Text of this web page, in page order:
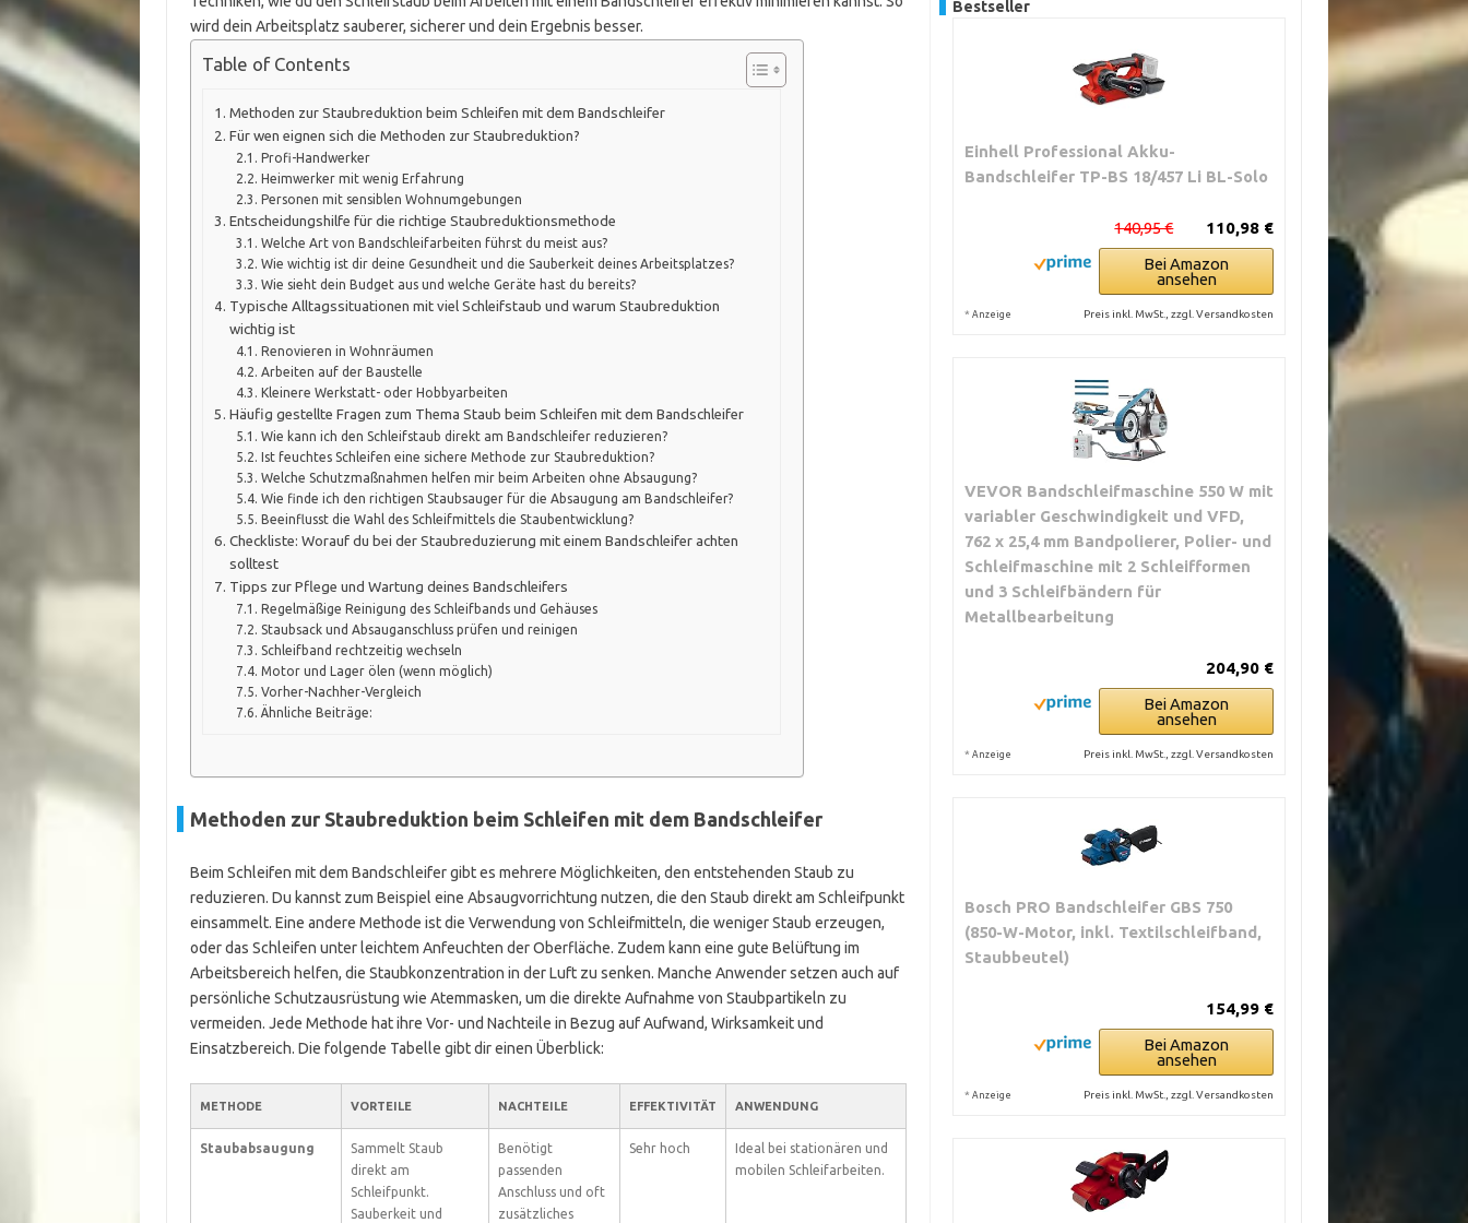
wird dein Arbeitsplatz sauberer, sicherer und dein Ergebnis besser.
Table of Contents
Methoden zur Staubreduktion beim Schleifen mit dem Bandschleifer
Für wen eignen sich die Methoden zur Staubreduktion?
Profi-Handwerker
Heimwerker mit wenig Erfahrung
Personen mit sensiblen Wohnumgebungen
Entscheidungshilfe für die richtige Staubreduktionsmethode
Welche Art von Bandschleifarbeiten führst du meist aus?
Wie wichtig ist dir deine Gesundheit und die Sauberkeit deines Arbeitsplatzes?
Wie sieht dein Budget aus und welche Geräte hast du bereits?
Typische Alltagssituationen mit viel Schleifstaub und warum Staubreduktion
wichtig ist
Renovieren in Wohnräumen
Arbeiten auf der Baustelle
Kleinere Werkstatt- oder Hobbyarbeiten
Häufig gestellte Fragen zum Thema Staub beim Schleifen mit dem Bandschleifer
Wie kann ich den Schleifstaub direkt am Bandschleifer reduzieren?
Ist feuchtes Schleifen eine sichere Methode zur Staubreduktion?
Welche Schutzmaßnahmen helfen mir beim Arbeiten ohne Absaugung?
Wie finde ich den richtigen Staubsauger für die Absaugung am Bandschleifer?
Beeinflusst die Wahl des Schleifmittels die Staubentwicklung?
Checkliste: Worauf du bei der Staubreduzierung mit einem Bandschleifer achten
solltest
Tipps zur Pflege und Wartung deines Bandschleifers
Regelmäßige Reinigung des Schleifbands und Gehäuses
Staubsack und Absauganschluss prüfen und reinigen
Schleifband rechtzeitig wechseln
Motor und Lager ölen (wenn möglich)
Vorher-Nachher-Vergleich
Ähnliche Beiträge:
Methoden zur Staubreduktion beim Schleifen mit dem Bandschleifer
Beim Schleifen mit dem Bandschleifer gibt es mehrere Möglichkeiten, den entstehenden Staub zu
reduzieren. Du kannst zum Beispiel eine Absaugvorrichtung nutzen, die den Staub direkt am Schleifpunkt
einsammelt. Eine andere Methode ist die Verwendung von Schleifmitteln, die weniger Staub erzeugen,
oder das Schleifen unter leichtem Anfeuchten der Oberfläche. Zudem kann eine gute Belüftung im
Arbeitsbereich helfen, die Staubkonzentration in der Luft zu senken. Manche Anwender setzen auch auf
persönliche Schutzausrüstung wie Atemmasken, um die direkte Aufnahme von Staubpartikeln zu
vermeiden. Jede Methode hat ihre Vor- und Nachteile in Bezug auf Aufwand, Wirksamkeit und
Einsatzbereich. Die folgende Tabelle gibt dir einen Überblick:
METHODE VORTEILE NACHTEILE EFFEKTIVITÄT ANWENDUNG
Staubabsaugung
Sammelt Staub
direkt am
Schleifpunkt.
Sauberkeit und
Benötigt
passenden
Anschluss und oft
zusätzliches
Sehr hoch
Ideal bei stationären und
mobilen Schleifarbeiten.
Bestseller
Einhell Professional Akku-
Bandschleifer TP-BS 18/457 Li BL-Solo
110,98 €
140,95 €
Bei Amazon
ansehen
* Anzeige Preis inkl. MwSt., zzgl. Versandkosten
VEVOR Bandschleifmaschine 550 W mit
variabler Geschwindigkeit und VFD,
762 x 25,4 mm Bandpolierer, Polier- und
Schleifmaschine mit 2 Schleifformen
und 3 Schleifbändern für
Metallbearbeitung
204,90 €
Bei Amazon
ansehen
* Anzeige Preis inkl. MwSt., zzgl. Versandkosten
Bosch PRO Bandschleifer GBS 750
(850-W-Motor, inkl. Textilschleifband,
Staubbeutel)
154,99 €
Bei Amazon
ansehen
* Anzeige Preis inkl. MwSt., zzgl. Versandkosten